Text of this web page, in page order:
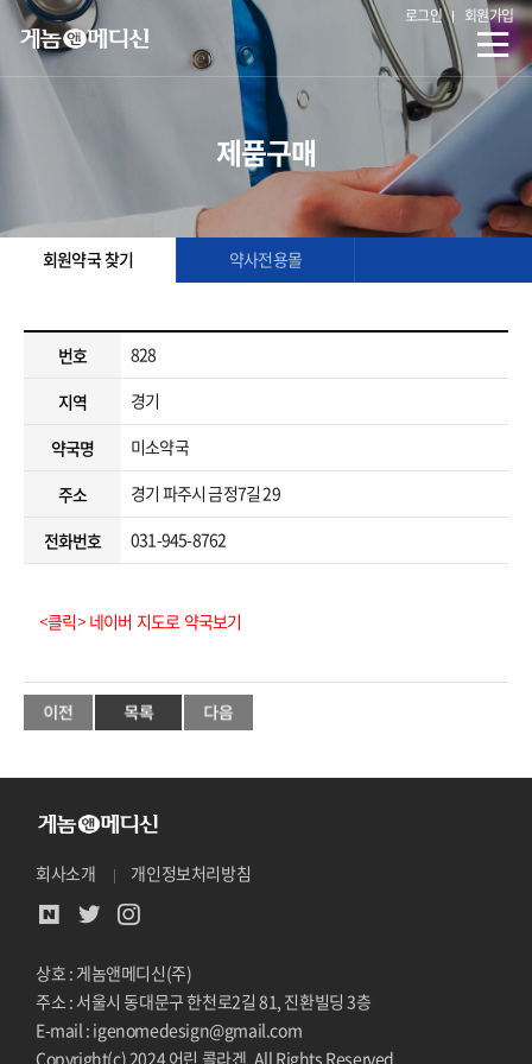
로그인 회원가입
제품구매
회원약국 찾기 약사전용몰
번호
828
지역
경기
약국명
미소약국
주소
경기 파주시 금정7길 29
전화번호
031-945-8762
<클릭> 네이버 지도로 약국보기
회사소개 개인정보처리방침
상호 : 게놈앤메디신(주)
주소 : 서울시 동대문구 한천로2길 81, 진환빌딩 3층
E-mail : igenomedesign@gmail.com
Copyright(c) 2024 어린 콜라겐. All Rights Reserved.